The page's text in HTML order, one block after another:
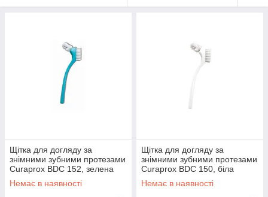
Зубна нитка
Ортодонтичні соски, пустушки
Скребки для язика
Прорізувачі для зубів
Для догляду за ротовою порожниною
Оформити замовлення можна за телефонами вказаними на
сайті та через кошик.
medicare.in.ua
Щітка для догляду за
знімними зубними протезами
Curaprox BDC 152, зелена
Немає в наявності
Щітка для догляду за
знімними зубними протезами
Curaprox BDC 150, біла
Немає в наявності